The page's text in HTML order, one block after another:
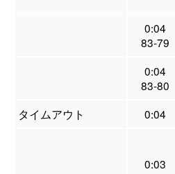
0:04
83-79
0:04
83-80
タイムアウト
0:04
0:03